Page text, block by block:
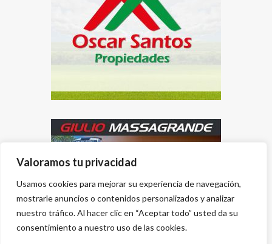
Valoramos tu privacidad
Usamos cookies para mejorar su experiencia de navegación,
mostrarle anuncios o contenidos personalizados y analizar
nuestro tráfico. Al hacer clic en “Aceptar todo” usted da su
consentimiento a nuestro uso de las cookies.